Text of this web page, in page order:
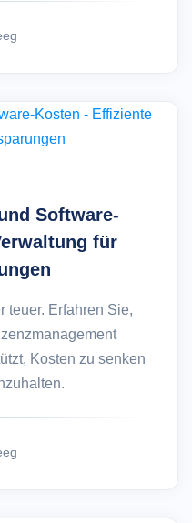
Software-
für
teuer. Erfahren Sie,
Kosten zu senken